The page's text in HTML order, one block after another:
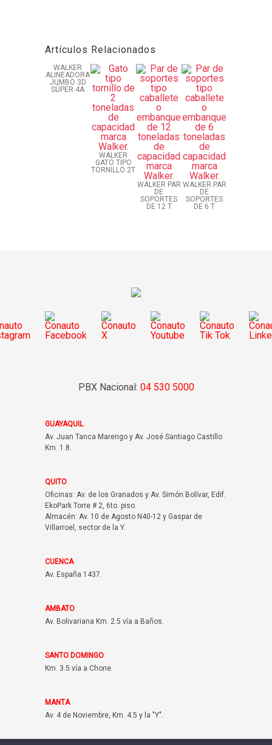
Artículos Relacionados
WALKER
ALINEADORA
JUMBO 3D
SÚPER 4A
WALKER
GATO TIPO
TORNILLO 2T
WALKER PAR
DE
SOPORTES
DE 12 T
WALKER PAR
DE
SOPORTES
DE 6 T
PBX Nacional: 04 530 5000
GUAYAQUIL
Av. Juan Tanca Marengo y Av. José Santiago Castillo
Km. 1.8.
QUITO
Oficinas: Av. de los Granados y Av. Simón Bolívar, Edif.
EkoPark Torre # 2, 6to. piso.
Almacén: Av. 10 de Agosto N40-12 y Gaspar de
Villarroel, sector de la Y.
CUENCA
Av. España 1437.
AMBATO
Av. Bolivariana Km. 2.5 vía a Baños.
SANTO DOMINGO
Km. 3.5 vía a Chone.
MANTA
Av. 4 de Noviembre, Km. 4.5 y la "Y".